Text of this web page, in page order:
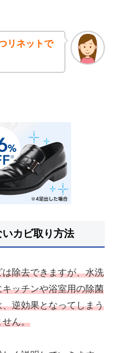
リネットで
カビ取り方法
除去できますが、水洗
ッチンや浴室用の除菌
逆効果となってしまう
せん。